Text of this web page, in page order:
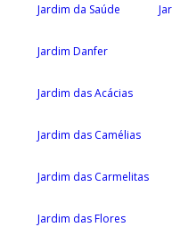
Jardim da Saúde
Jardim Danfer
Jardim das Acácias
Jardim das Camélias
Jardim das Carmelitas
Jardim das Flores